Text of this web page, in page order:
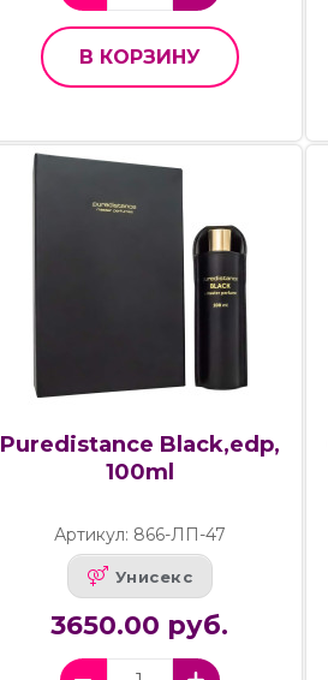
В КОРЗИНУ
Puredistance Black,edp,
100ml
Артикул: 866-ЛП-47
Унисекс
3650.00 руб.